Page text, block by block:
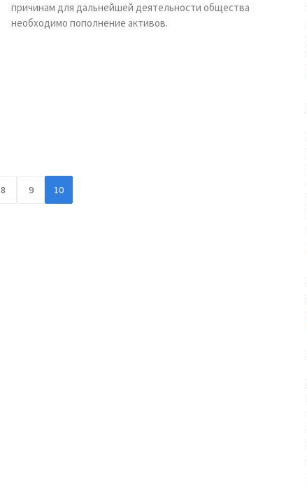
причинам для дальнейшей деятельности общества
необходимо пополнение активов.
8 9 10